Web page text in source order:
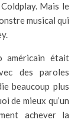
Mais le
musical qui
américain était
des paroles
beaucoup plus
de mieux qu’un
achever la